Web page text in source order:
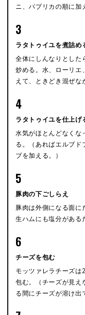
ニ、パプリカの順に加
3
ラタトゥイユを煮詰め
全体にしんなりとした
炒める。水、ローリエ
えて、ときどき混ぜな
4
ラタトゥイユを仕上げ
水気がほとんどなくな
る。（あればエルブド
ブを加える。）
5
豚肉の下ごしらえ
豚肉は外側になる面に
生ハムにも塩分がある
6
チーズを包む
モッツァレラチーズは
包む。（チーズが見え
る間にチーズが溶け出